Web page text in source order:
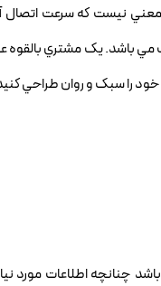
معني نيست که سرعت
باشد. يک مشتري بالقوه
سبک و روان طراحي کنيد
اطلاعات مورد نياز